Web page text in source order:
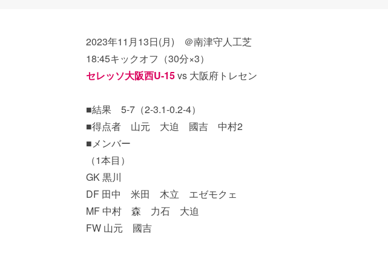
2023年11月13日(月) ＠南津守人工芝
18:45キックオフ（30分×3）
セレッソ大阪西U-15vs 大阪府トレセン
■結果 5-7（2-3.1-0.2-4）
■得点者 山元 大迫 國吉 中村2
■メンバー
（1本目）
GK 黒川
DF 田中 米田 木立 エゼモクェ
MF 中村 森 力石 大迫
FW 山元 國吉